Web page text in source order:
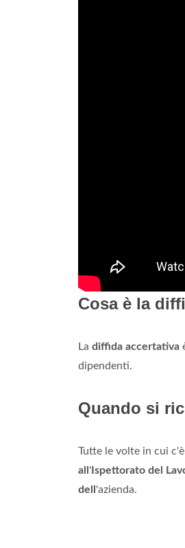
Cosa è la
La diffida accertativa
dipendenti.
Quando si
Tutte le volte in cui
all ' Ispettorato del
dell 'azienda.